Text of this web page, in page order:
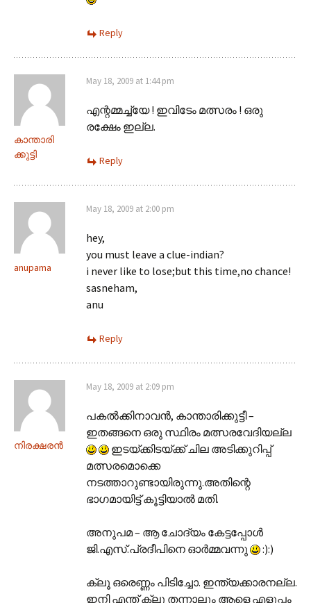
Reply
കാന്താരി
ക്കുട്ടി
May 18, 2009 at 1:44 pm
എന്റമ്മച്ച്യേ ! ഇവിടേം മത്സരം ! ഒരു
രക്ഷേം ഇല്ല.
Reply
anupama
May 18, 2009 at 2:00 pm
hey,
you must leave a clue-indian?
i never like to lose;but this time,no chance!
sasneham,
anu
Reply
നിരക്ഷരന്‍
May 18, 2009 at 2:09 pm
പകല്‍ക്കിനാവന്‍, കാന്താരിക്കുട്ടീ –
ഇതങ്ങനെ ഒരു സ്ഥിരം മത്സരവേദിയല്ല
ഇടയ്ക്കിടയ്ക്ക് ചില അടിക്കുറിപ്പ്
മത്സരമൊക്കെ
നടത്താറുണ്ടായിരുന്നു.അതിന്റെ
ഭാഗമായിട്ട് കൂട്ടിയാല്‍ മതി.
അനുപമ – ആ ചോദ്യം കേട്ടപ്പോള്‍
ജി.എസ്.പ്രദീപിനെ ഓര്‍മ്മവന്നു
:):)
ക്ലൂ ഒരെണ്ണം പിടിച്ചോ. ഇന്ത്യക്കാരനല്ല.
ഇനി എന്ത് ക്ലൂ തന്നാലും ആളെ എളുപ്പം